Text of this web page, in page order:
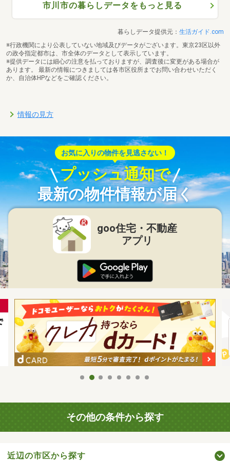
市川市の暮らしデータをもっと見る
暮らしデータ提供元： 生活ガイド.com
※行政機関により公表していない地域及びデータがございます。東京23区以外
の政令指定都市は、市全体のデータとして表示しています。
※提供データには細心の注意を払っておりますが、調査後に変更がある場合が
あります。 最新の情報につきましては各市区役所までお問い合わせいただく
か、自治体HPなどをご確認ください。
情報の見方
お気に入りの物件を見逃さない！
プッシュ通知で
最新の物件情報が届く
goo住宅・不動産
アプリ
その他の条件から探す
近辺の市区から探す